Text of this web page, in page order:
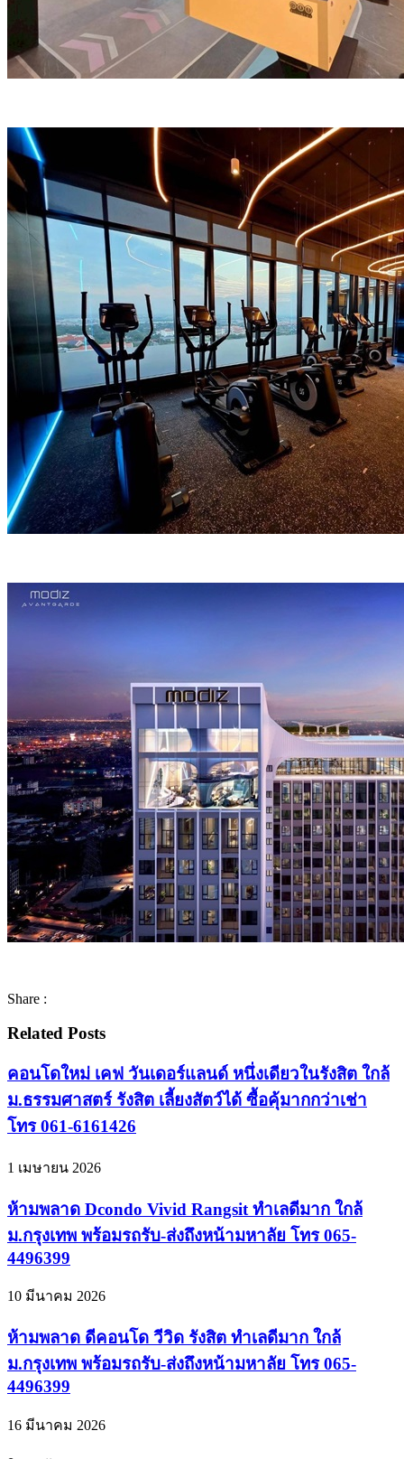
Share :
Related Posts
คอนโดใหม่ เคฟ วันเดอร์แลนด์ หนึ่งเดียวในรังสิต ใกล้
ม.ธรรมศาสตร์ รังสิต เลี้ยงสัตว์ได้ ซื้อคุ้มากกว่าเช่า
โทร 061-6161426
1 เมษายน 2026
ห้ามพลาด Dcondo Vivid Rangsit ทำเลดีมาก ใกล้
ม.กรุงเทพ พร้อมรถรับ-ส่งถึงหน้ามหาลัย โทร 065-
4496399
10 มีนาคม 2026
ห้ามพลาด ดีคอนโด วีวิด รังสิต ทำเลดีมาก ใกล้
ม.กรุงเทพ พร้อมรถรับ-ส่งถึงหน้ามหาลัย โทร 065-
4496399
16 มีนาคม 2026